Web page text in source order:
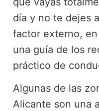
día y no te dejes
factor externo,
una guía de los
práctico de
Algunas de las
Alicante son una